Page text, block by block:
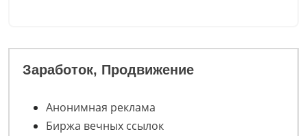
Заработок, Продвижение
Анонимная реклама
Биржа вечных ссылок